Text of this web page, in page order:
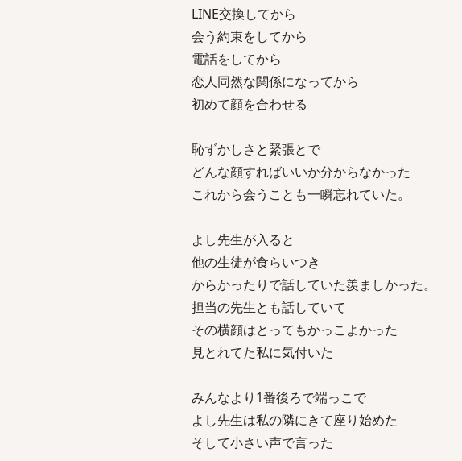
LINE交換してから
会う約束をしてから
電話をしてから
恋人同然な関係になってから
初めて顔を合わせる
恥ずかしさと緊張とで
どんな顔すればいいか分からなかった
これから会うことも一瞬忘れていた。
よし先生が入ると
他の生徒が食らいつき
からかったりで話していた羨ましかった。
担当の先生とも話していて
その横顔はとってもかっこよかった
見とれてた私に気付いた
みんなより1番後ろで端っこで
よし先生は私の隣にきて座り始めた
そして小さい声で言った